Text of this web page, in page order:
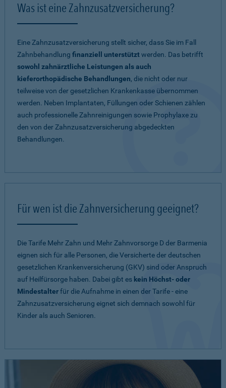
Was ist eine Zahnzusatzversicherung?
Eine Zahnzusatzversicherung stellt sicher, dass Sie im Fall
Zahnbehandlung finanziell unterstütztwerden. Das betrifft
sowohl zahnärztliche Leistungen als auch
kieferorthopädische Behandlungen, die nicht oder nur
teilweise von der gesetzlichen Krankenkasse übernommen
werden. Neben Implantaten, Füllungen oder Schienen zählen
auch professionelle Zahnreinigungen sowie Prophylaxe zu
den von der Zahnzusatzversicherung abgedeckten
Behandlungen.
Für wen ist die Zahnversicherung geeignet?
Die Tarife Mehr Zahn und Mehr Zahnvorsorge D der Barmenia
eignen sich für alle Personen, die Versicherte der deutschen
gesetzlichen Krankenversicherung (GKV) sind oder Anspruch
auf Heilfürsorge haben. Dabei gibt es kein Höchst- oder
Mindestalterfür die Aufnahme in einen der Tarife - eine
Zahnzusatzversicherung eignet sich demnach sowohl für
Kinder als auch Senioren.